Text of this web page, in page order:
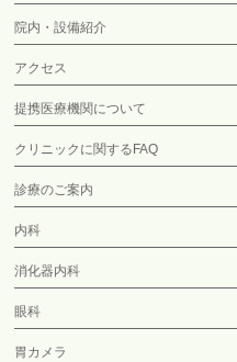
院内・設備紹介
アクセス
提携医療機関について
クリニックに関するFAQ
診療のご案内
内科
消化器内科
眼科
胃カメラ